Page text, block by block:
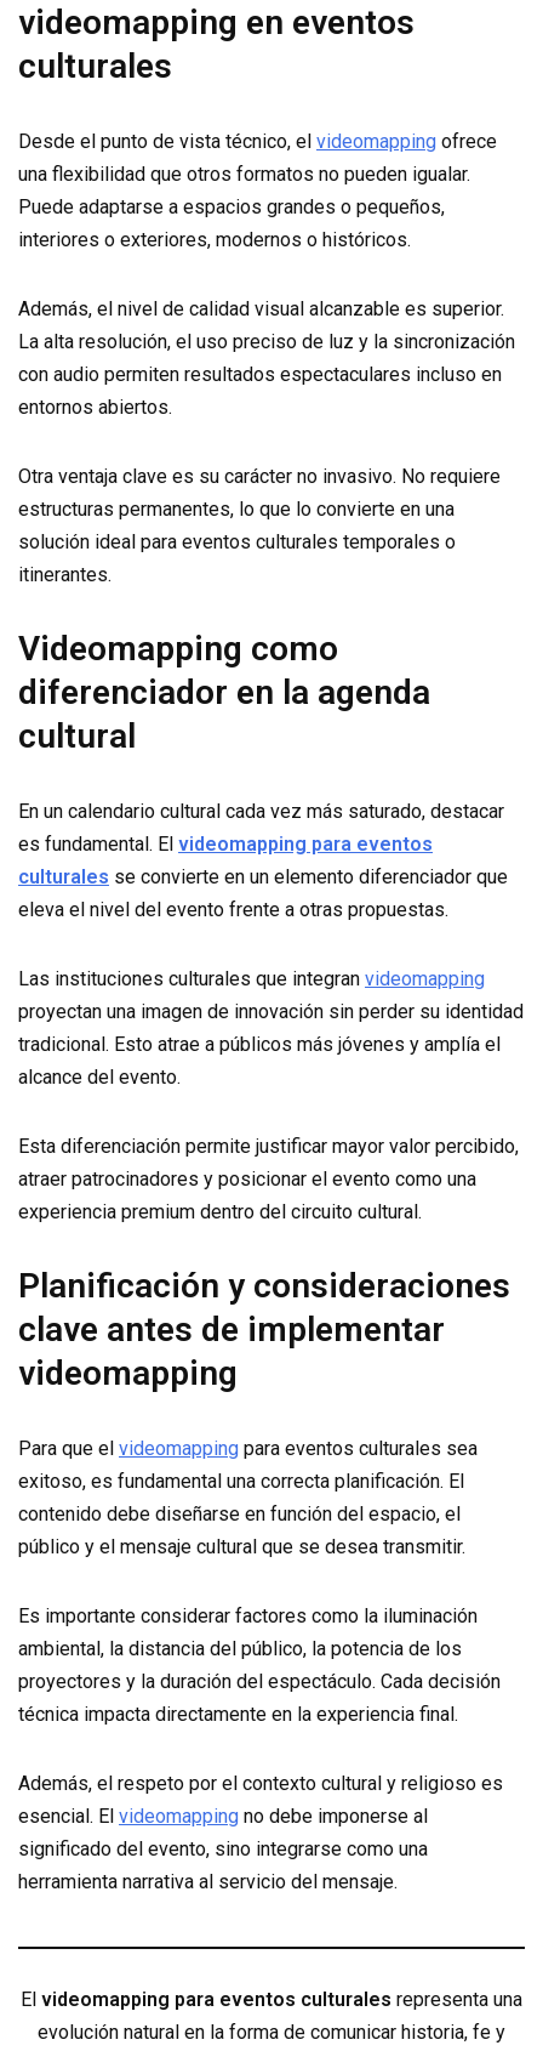
videomapping en eventos
culturales
Desde el punto de vista técnico, el videomapping ofrece
una flexibilidad que otros formatos no pueden igualar.
Puede adaptarse a espacios grandes o pequeños,
interiores o exteriores, modernos o históricos.
Además, el nivel de calidad visual alcanzable es superior.
La alta resolución, el uso preciso de luz y la sincronización
con audio permiten resultados espectaculares incluso en
entornos abiertos.
Otra ventaja clave es su carácter no invasivo. No requiere
estructuras permanentes, lo que lo convierte en una
solución ideal para eventos culturales temporales o
itinerantes.
Videomapping como
diferenciador en la agenda
cultural
En un calendario cultural cada vez más saturado, destacar
es fundamental. El videomapping para eventos
culturales se convierte en un elemento diferenciador que
eleva el nivel del evento frente a otras propuestas.
Las instituciones culturales que integran videomapping
proyectan una imagen de innovación sin perder su identidad
tradicional. Esto atrae a públicos más jóvenes y amplía el
alcance del evento.
Esta diferenciación permite justificar mayor valor percibido,
atraer patrocinadores y posicionar el evento como una
experiencia premium dentro del circuito cultural.
Planificación y consideraciones
clave antes de implementar
videomapping
Para que el videomapping para eventos culturales sea
exitoso, es fundamental una correcta planificación. El
contenido debe diseñarse en función del espacio, el
público y el mensaje cultural que se desea transmitir.
Es importante considerar factores como la iluminación
ambiental, la distancia del público, la potencia de los
proyectores y la duración del espectáculo. Cada decisión
técnica impacta directamente en la experiencia final.
Además, el respeto por el contexto cultural y religioso es
esencial. El videomapping no debe imponerse al
significado del evento, sino integrarse como una
herramienta narrativa al servicio del mensaje.
El videomapping para eventos culturales representa una
evolución natural en la forma de comunicar historia, fe y